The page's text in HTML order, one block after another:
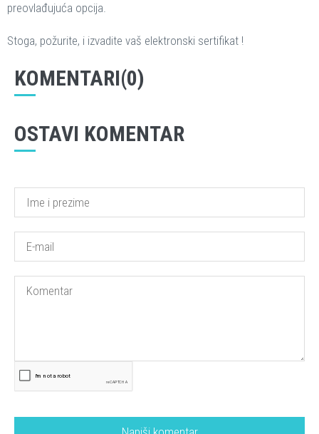
preovlađujuća opcija.
Stoga, požurite, i izvadite vaš elektronski sertifikat !
KOMENTARI(0)
OSTAVI KOMENTAR